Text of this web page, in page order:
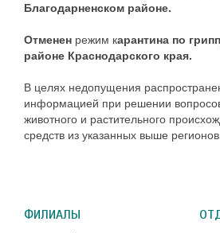
Благодарненском районе.
Отменен режим карантина по
районе Краснодарского края.
В целях недопущения
информацией при решении
животного и растительного
средств из указанных выше регионов.
ФИЛИАЛЫ